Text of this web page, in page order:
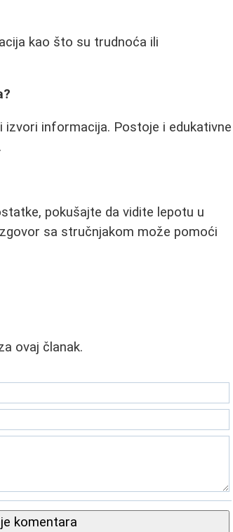
kao što su trudnoća ili
informacija. Postoje i edukativne
pokušajte da vidite lepotu u
sa stručnjakom može pomoći
ovaj članak.
komentara